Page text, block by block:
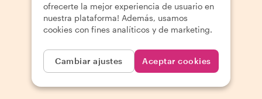
ofrecerte la mejor experiencia de usuario en
nuestra plataforma! Además, usamos
cookies con fines analíticos y de marketing.
Cambiar ajustes Aceptar cookies